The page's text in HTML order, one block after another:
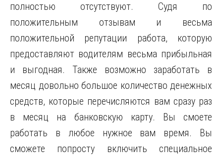
полностью отсутствуют. Судя по
положительным отзывам и весьма
положительной репутации работа, которую
предоставляют водителям весьма прибыльная
и выгодная. Также возможно заработать в
месяц довольно большое количество денежных
средств, которые перечисляются вам сразу раз
в месяц на банковскую карту. Вы смоете
работать в любое нужное вам время. Вы
сможете попросту включить специальное